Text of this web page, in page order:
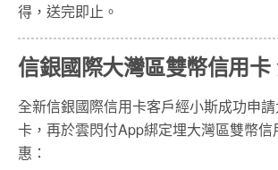
得，送完即止。
信銀國際大灣區雙幣信用卡
全新信銀國際信用卡客戶經小斯成功申
卡，再於雲閃付App綁定埋大灣區雙幣
惠：